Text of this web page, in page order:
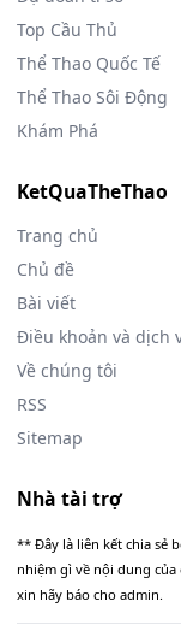
Top Cầu Thủ
Thể Thao Quốc Tế
Thể Thao Sôi Động
Khám Phá
KetQuaTheThao
Trang chủ
Chủ đề
Bài viết
Điều khoản và dịch
Về chúng tôi
RSS
Sitemap
Nhà tài trợ
** Đây là liên kết chia sẻ
nhiệm gì về nội dung
xin hãy báo cho admin.